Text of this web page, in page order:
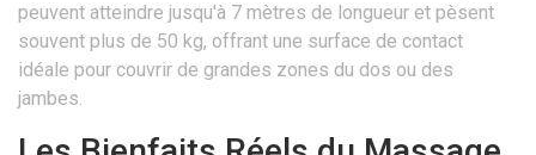
peuvent atteindre jusqu'à 7 mètres de longueur et pèsent
souvent plus de 50 kg, offrant une surface de contact
idéale pour couvrir de grandes zones du dos ou des
jambes.